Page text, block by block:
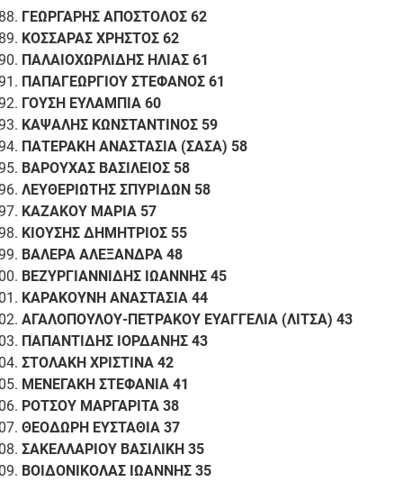
ΓΕΩΡΓΑΡΗΣ ΑΠΟΣΤΟΛΟΣ 62
ΚΟΣΣΑΡΑΣ ΧΡΗΣΤΟΣ 62
ΠΑΛΑΙΟΧΩΡΛΙΔΗΣ ΗΛΙΑΣ 61
ΠΑΠΑΓΕΩΡΓΙΟΥ ΣΤΕΦΑΝΟΣ 61
ΓΟΥΣΗ ΕΥΛΑΜΠΙΑ 60
ΚΑΨΑΛΗΣ ΚΩΝΣΤΑΝΤΙΝΟΣ 59
ΠΑΤΕΡΑΚΗ ΑΝΑΣΤΑΣΙΑ (ΣΑΣΑ) 58
ΒΑΡΟΥΧΑΣ ΒΑΣΙΛΕΙΟΣ 58
ΛΕΥΘΕΡΙΩΤΗΣ ΣΠΥΡΙΔΩΝ 58
ΚΑΖΑΚΟΥ ΜΑΡΙΑ 57
ΚΙΟΥΣΗΣ ΔΗΜΗΤΡΙΟΣ 55
ΒΑΛΕΡΑ ΑΛΕΞΑΝΔΡΑ 48
ΒΕΖΥΡΓΙΑΝΝΙΔΗΣ ΙΩΑΝΝΗΣ 45
ΚΑΡΑΚΟΥΝΗ ΑΝΑΣΤΑΣΙΑ 44
ΑΓΑΛΟΠΟΥΛΟΥ-ΠΕΤΡΑΚΟΥ ΕΥΑΓΓΕΛΙΑ (ΛΙΤΣΑ) 43
ΠΑΠΑΝΤΙΔΗΣ ΙΟΡΔΑΝΗΣ 43
ΣΤΟΛΑΚΗ ΧΡΙΣΤΙΝΑ 42
ΜΕΝΕΓΑΚΗ ΣΤΕΦΑΝΙΑ 41
ΡΟΤΣΟΥ ΜΑΡΓΑΡΙΤΑ 38
ΘΕΟΔΩΡΗ ΕΥΣΤΑΘΙΑ 37
ΣΑΚΕΛΛΑΡΙΟΥ ΒΑΣΙΛΙΚΗ 35
ΒΟΙΔΟΝΙΚΟΛΑΣ ΙΩΑΝΝΗΣ 35